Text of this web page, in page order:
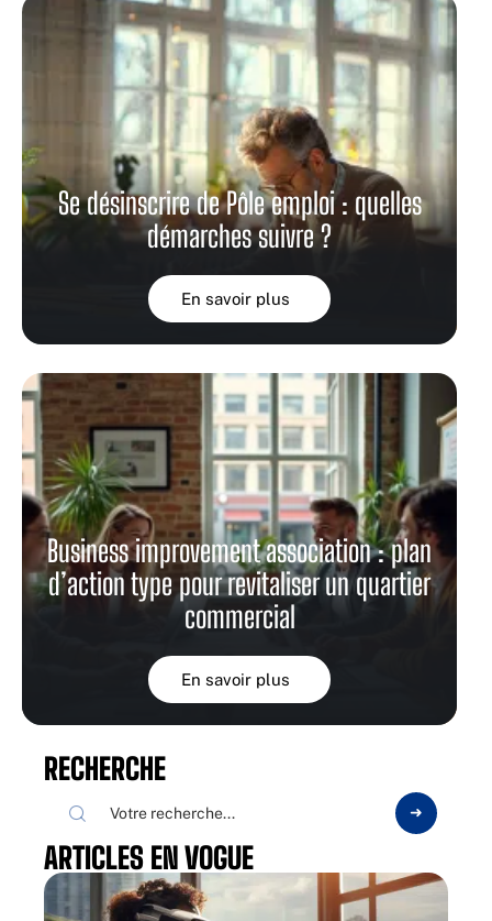
Se désinscrire de Pôle emploi : quelles
démarches suivre ?
En savoir plus
Business improvement association : plan
d’action type pour revitaliser un quartier
commercial
En savoir plus
RECHERCHE
ARTICLES EN VOGUE